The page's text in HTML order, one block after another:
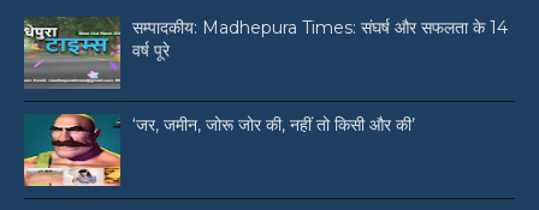
सम्पादकीय: Madhepura Times: संघर्ष और सफलता के 14
वर्ष पूरे
‘जर, जमीन, जोरू जोर की, नहीं तो किसी और की’